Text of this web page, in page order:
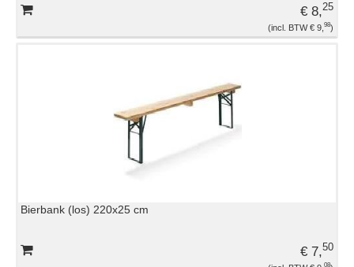
€ 8,25
€ 9, 98
Bierbank (los) 220x25 cm
€ 7,50
08